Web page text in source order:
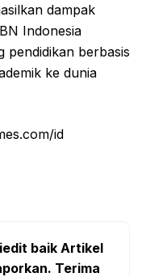
dampak
Indonesia
pendidikan berbasis
ke dunia
id
baik Artikel
Terima